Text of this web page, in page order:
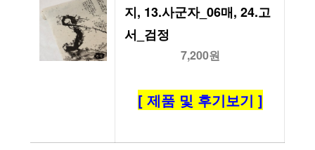
지, 13.사군자_06매, 24.고
서_검정
7,200원
[ 제품 및 후기보기 ]